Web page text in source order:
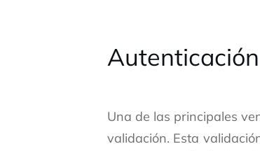
Autenticación
Una de las principales
validación. Esta